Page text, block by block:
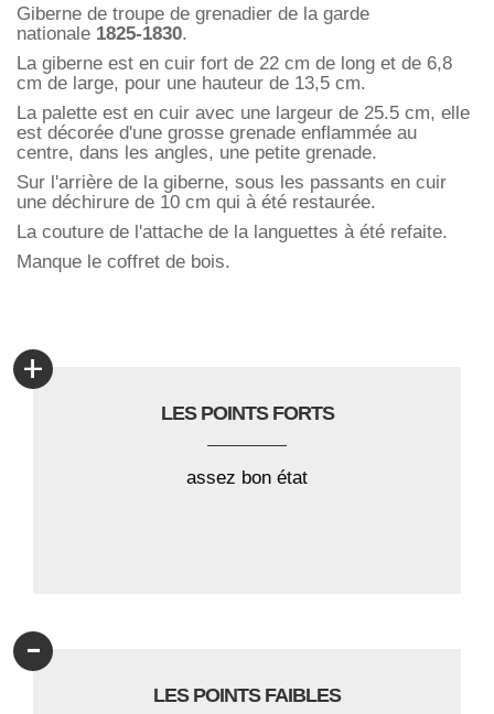
Giberne de troupe de grenadier de la garde
nationale 1825-1830.
La giberne est en cuir fort de 22 cm de long et de 6,8
cm de large, pour une hauteur de 13,5 cm.
La palette est en cuir avec une largeur de 25.5 cm, elle
est décorée d'une grosse grenade enflammée au
centre, dans les angles, une petite grenade.
Sur l'arrière de la giberne, sous les passants en cuir
une déchirure de 10 cm qui à été restaurée.
La couture de l'attache de la languettes à été refaite.
Manque le coffret de bois.
+
LES POINTS FORTS
assez bon état
-
LES POINTS FAIBLES